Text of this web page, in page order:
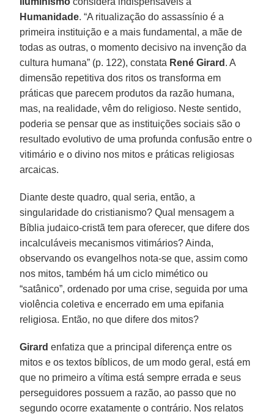
Humanidade. “A ritualização do assassínio é a
primeira instituição e a mais fundamental, a mãe de
todas as outras, o momento decisivo na invenção da
cultura humana” (p. 122), constata René Girard . A
dimensão repetitiva dos ritos os transforma em
práticas que parecem produtos da razão humana,
mas, na realidade, vêm do religioso. Neste sentido,
poderia se pensar que as instituições sociais são o
resultado evolutivo de uma profunda confusão entre o
vitimário e o divino nos mitos e práticas religiosas
arcaicas.
Diante deste quadro, qual seria, então, a
singularidade do cristianismo? Qual mensagem a
Bíblia judaico-cristã tem para oferecer, que difere dos
incalculáveis mecanismos vitimários? Ainda,
observando os evangelhos nota-se que, assim como
nos mitos, também há um ciclo mimético ou
“satânico”, ordenado por uma crise, seguida por uma
violência coletiva e encerrado em uma epifania
religiosa. Então, no que difere dos mitos?
Girard enfatiza que a principal diferença entre os
mitos e os textos bíblicos, de um modo geral, está em
que no primeiro a vítima está sempre errada e seus
perseguidores possuem a razão, ao passo que no
segundo ocorre exatamente o contrário. Nos relatos